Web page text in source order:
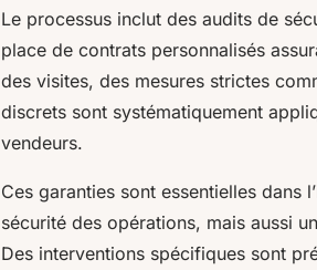
Le processus inclut des audits de
place de contrats personnalisés
des visites, des mesures strictes
discrets sont systématiquement
vendeurs.
Ces garanties sont essentielles dans
sécurité des opérations, mais aussi
Des interventions spécifiques sont